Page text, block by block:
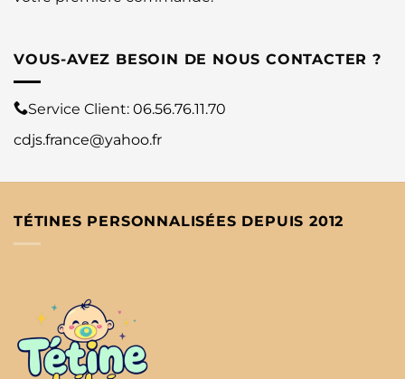
VOUS-AVEZ BESOIN DE NOUS CONTACTER ?
Service Client: 06.56.76.11.70
cdjs.france@yahoo.fr
TÉTINES PERSONNALISÉES DEPUIS 2012